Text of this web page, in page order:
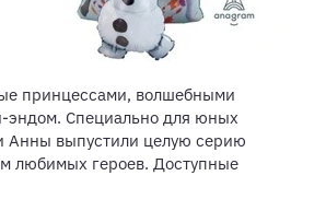
принцессами, волшебными
эндом. Специально для юных
Анны выпустили целую серию
любимых героев. Доступные